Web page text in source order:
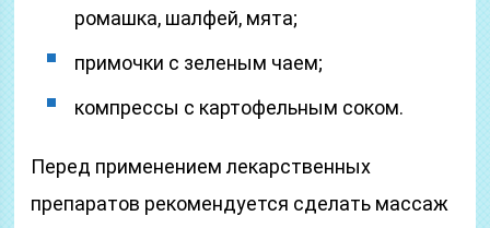
ромашка, шалфей, мята;
примочки с зеленым чаем;
компрессы с картофельным соком.
Перед применением лекарственных
препаратов рекомендуется сделать массаж